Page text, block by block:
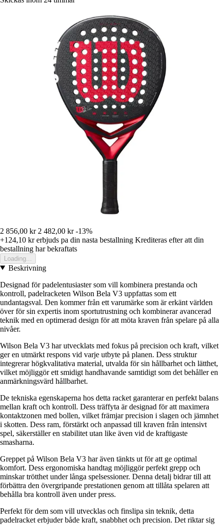
2 856,00 kr 2 482,00 kr -13%
+124,10 krerbjuds pa din nasta bestallning Krediteras efter att din
bestallning har bekraftats
Loading...
Beskrivning
Designad för padelentusiaster som vill kombinera prestanda och
kontroll, padelracketen Wilson Bela V3 uppfattas som ett
undantagsval. Den kommer från ett varumärke som är erkänt världen
över för sin expertis inom sportutrustning och kombinerar avancerad
teknik med en optimerad design för att möta kraven från spelare på alla
nivåer.
Wilson Bela V3 har utvecklats med fokus på precision och kraft, vilket
ger en utmärkt respons vid varje utbyte på planen. Dess struktur
integrerar högkvalitativa material, utvalda för sin hållbarhet och lätthet,
vilket möjliggör ett smidigt handhavande samtidigt som det behåller en
anmärkningsvärd hållbarhet.
De tekniska egenskaperna hos detta racket garanterar en perfekt balans
mellan kraft och kontroll. Dess träffyta är designad för att maximera
kontaktzonen med bollen, vilket främjar precision i slagen och jämnhet
i skotten. Dess ram, förstärkt och anpassad till kraven från intensivt
spel, säkerställer en stabilitet utan like även vid de kraftigaste
smasharna.
Greppet på Wilson Bela V3 har även tänkts ut för att ge optimal
komfort. Dess ergonomiska handtag möjliggör perfekt grepp och
minskar trötthet under långa spelsessioner. Denna detalj bidrar till att
förbättra den övergripande prestationen genom att tillåta spelaren att
behålla bra kontroll även under press.
Perfekt för dem som vill utvecklas och finslipa sin teknik, detta
padelracket erbjuder både kraft, snabbhet och precision. Det riktar sig